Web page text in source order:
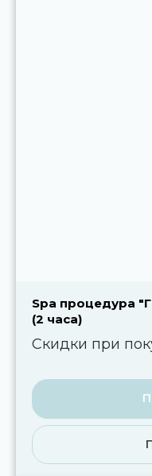
Spa процедура
(2 часа)
Скидки при